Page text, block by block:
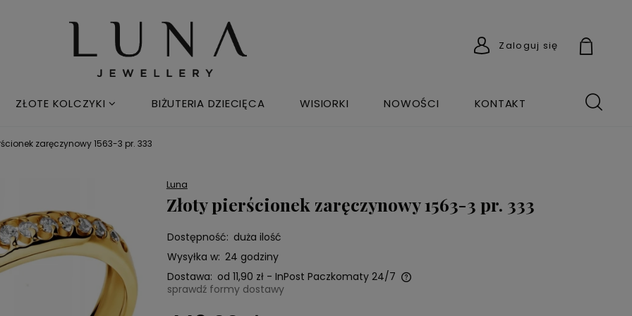
Zaloguj się
ZŁOTE KOLCZYKI BIŻUTERIA DZIECIĘCA WISIORKI NOWOŚCI KONTAKT
zaręczynowy 1563-3 pr. 333
Luna
Złoty pierścionek zaręczynowy 1563-3 pr. 333
Dostępność: duża ilość
Wysyłka w: 24 godziny
Dostawa: od 11,90 zł - InPost Paczkomaty 24/7
sprawdź formy dostawy